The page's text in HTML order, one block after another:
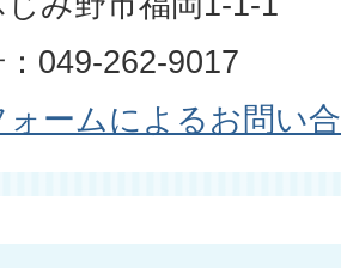
049-262-9017
ォームによるお問い